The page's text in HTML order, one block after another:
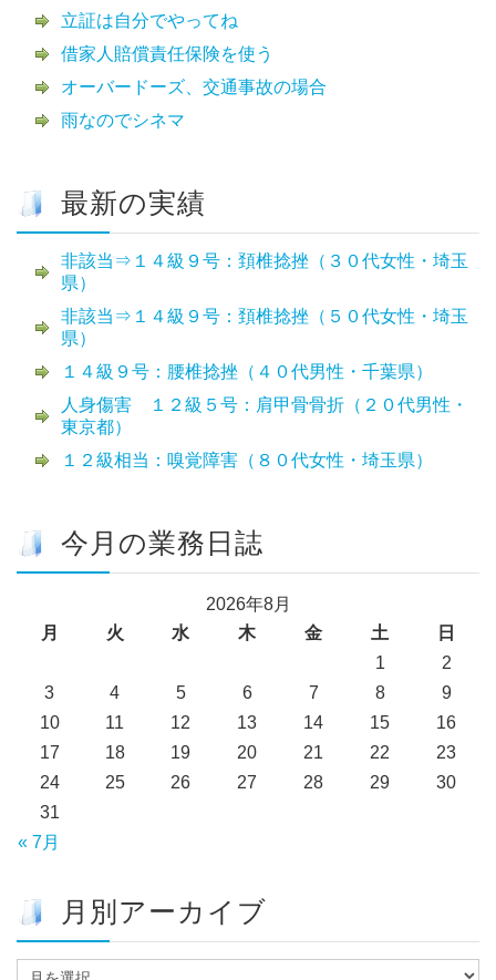
立証は自分でやってね
借家人賠償責任保険を使う
オーバードーズ、交通事故の場合
雨なのでシネマ
最新の実績
非該当⇒１４級９号：頚椎捻挫（３０代女性・埼玉
県）
非該当⇒１４級９号：頚椎捻挫（５０代女性・埼玉
県）
１４級９号：腰椎捻挫（４０代男性・千葉県）
人身傷害 １２級５号：肩甲骨骨折（２０代男性・
東京都）
１２級相当：嗅覚障害（８０代女性・埼玉県）
今月の業務日誌
2026年8月
月
火 水 木 金 土 日
« 7月
1
2
3
4 5 6 7 8
9
10
11 12 13 14 15
16
17
18 19 20 21 22
23
24
25 26 27 28 29
30
31
月別アーカイブ